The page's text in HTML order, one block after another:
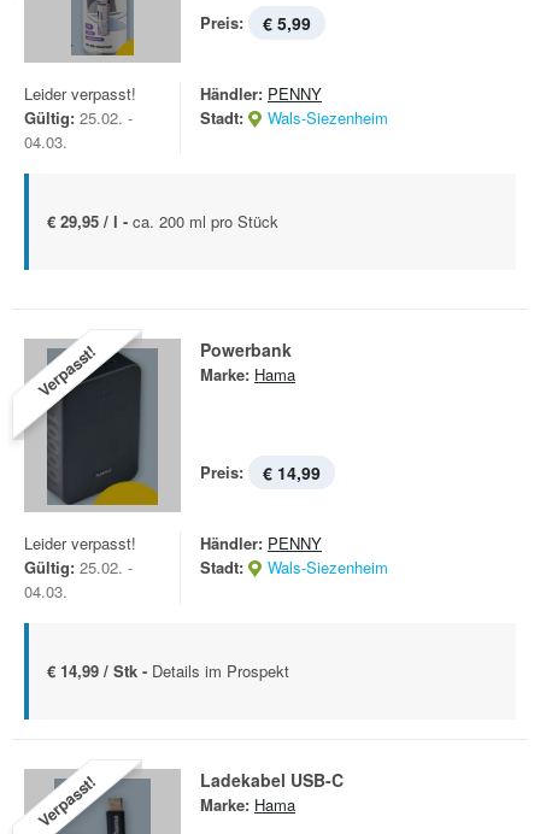
Preis: € 5,99
Leider verpasst!
Gültig: 25.02. -
04.03.
Händler: PENNY
Stadt:
Wals-Siezenheim
€ 29,95 / l - ca. 200 ml pro Stück
Verpasst! Powerbank
Marke: Hama
Preis: € 14,99
Leider verpasst!
Gültig: 25.02. -
04.03.
Händler: PENNY
Stadt:
Wals-Siezenheim
€ 14,99 / Stk - Details im Prospekt
Verpasst! Ladekabel USB-C
Marke: Hama